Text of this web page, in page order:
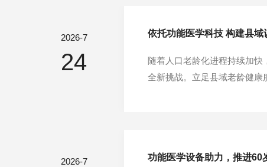
2026-7
24
依托功能医学科技 构建县
随着人口老龄化进程持续加
全新挑战。立足县域老龄健
2026-7 功能医学设备助力，推进60